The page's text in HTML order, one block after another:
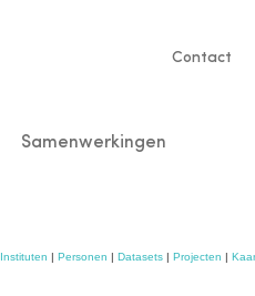
Service
Contact
Samenwerkingen
Instituten | Personen | Datasets| Projecten |